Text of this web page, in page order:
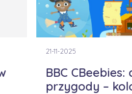
21-11-2025
BBC
przygody –